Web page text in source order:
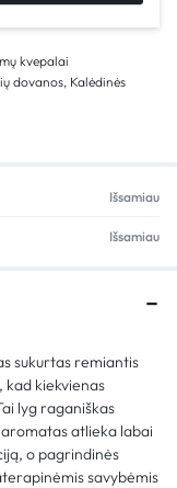
kvepalai
dovanos, Kalėdinės
Išsamiau
Išsamiau
sukurtas remiantis
kad kiekvienas
lyg raganiškas
atlieka labai
o pagrindinės
savybėmis